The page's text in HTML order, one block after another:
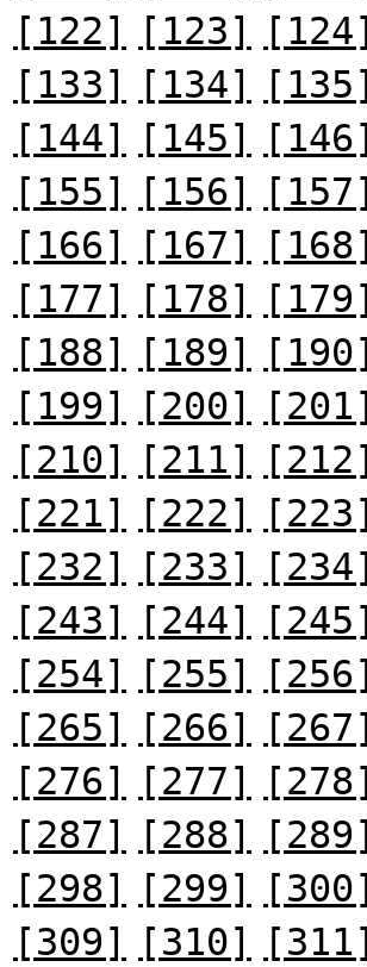
[122]
[123] [124]
[133]
[134] [135]
[144]
[145] [146]
[155]
[156] [157]
[166]
[167] [168]
[177]
[178] [179]
[188]
[189] [190]
[199]
[200] [201]
[210]
[211] [212]
[221]
[222] [223]
[232]
[233] [234]
[243]
[244] [245]
[254]
[255] [256]
[265]
[266] [267]
[276]
[277] [278]
[287]
[288] [289]
[298]
[299] [300]
[309]
[310] [311]